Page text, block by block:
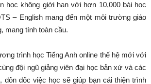
học không giới hạn với hơn 10,000 bài học
– English mang đến một môi trường giáo
mang tính toàn cầu.
trình học Tiếng Anh online thế hệ mới với
đội ngũ giảng viên đại học bản xứ và các
đôn đốc việc học sẽ giúp bạn cải thiện trình